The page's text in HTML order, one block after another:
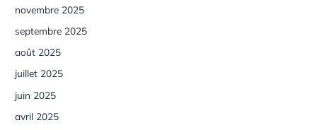
novembre 2025
septembre 2025
août 2025
juillet 2025
juin 2025
avril 2025